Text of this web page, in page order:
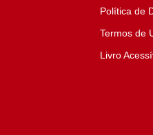
Política de
Termos de
Livro